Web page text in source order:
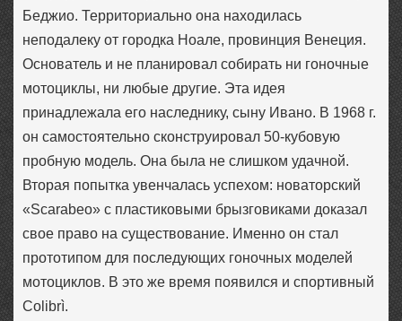
Беджио. Территориально она находилась
неподалеку от городка Ноале, провинция Венеция.
Основатель и не планировал собирать ни гоночные
мотоциклы, ни любые другие. Эта идея
принадлежала его наследнику, сыну Ивано. В 1968 г.
он самостоятельно сконструировал 50-кубовую
пробную модель. Она была не слишком удачной.
Вторая попытка увенчалась успехом: новаторский
«Scarabeo» с пластиковыми брызговиками доказал
свое право на существование. Именно он стал
прототипом для последующих гоночных моделей
мотоциклов. В это же время появился и спортивный
Colibrì.